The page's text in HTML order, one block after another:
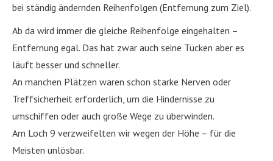
bei ständig ändernden Reihenfolgen (Entfernung zum Ziel).
Ab da wird immer die gleiche Reihenfolge eingehalten –
Entfernung egal. Das hat zwar auch seine Tücken aber es
läuft besser und schneller.
An manchen Plätzen waren schon starke Nerven oder
Treffsicherheit erforderlich, um die Hindernisse zu
umschiffen oder auch große Wege zu überwinden.
Am Loch 9 verzweifelten wir wegen der Höhe – für die
Meisten unlösbar.